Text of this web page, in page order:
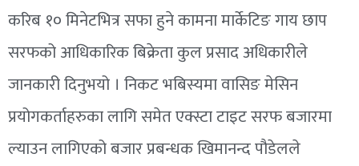
करिब १० मिनेटभित्र सफा हुने कामना मार्केटिङ गाय छाप
सरफको आधिकारिक बिक्रेता कुल प्रसाद अधिकारीले
जानकारी दिनुभयो । निकट भबिस्यमा वासिङ मेसिन
प्रयोगकर्ताहरुका लागि समेत एक्स्टा टाइट सरफ बजारमा
ल्याउन लागिएको बजार प्रबन्धक खिमानन्द पौडेलले